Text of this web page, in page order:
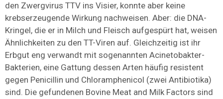
den Zwergvirus TTV ins Visier, konnte aber keine
krebserzeugende Wirkung nachweisen. Aber: die DNA-
Kringel, die er in Milch und Fleisch aufgespürt hat, weisen
Ähnlichkeiten zu den TT-Viren auf. Gleichzeitig ist ihr
Erbgut eng verwandt mit sogenannten Acinetobakter-
Bakterien, eine Gattung dessen Arten häufig resistent
gegen Penicillin und Chloramphenicol (zwei Antibiotika)
sind. Die gefundenen Bovine Meat and Milk Factors sind